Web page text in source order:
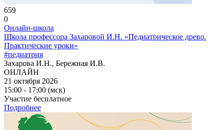
659
0
Онлайн-школа
Школа профессора Захаровой И.Н. «Педиатрическое древо.
Практические уроки»
#педиатрия
Захарова И.Н., Бережная И.В.
ОНЛАЙН
21 октября 2026
15:00 - 17:00 (мск)
Участие бесплатное
Подробнее